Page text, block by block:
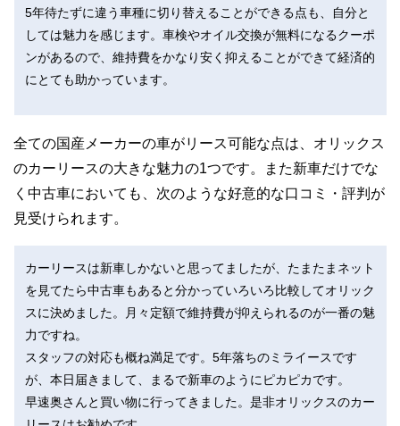
5年待たずに違う車種に切り替えることができる点も、自分と
しては魅力を感じます。車検やオイル交換が無料になるクーポ
ンがあるので、維持費をかなり安く抑えることができて経済的
にとても助かっています。
全ての国産メーカーの車がリース可能な点は、オリックス
のカーリースの大きな魅力の1つです。また新車だけでな
く中古車においても、次のような好意的な口コミ・評判が
見受けられます。
カーリースは新車しかないと思ってましたが、たまたまネット
を見てたら中古車もあると分かっていろいろ比較してオリック
スに決めました。月々定額で維持費が抑えられるのが一番の魅
力ですね。
スタッフの対応も概ね満足です。5年落ちのミライースです
が、本日届きまして、まるで新車のようにピカピカです。
早速奥さんと買い物に行ってきました。是非オリックスのカー
リースはお勧めです。